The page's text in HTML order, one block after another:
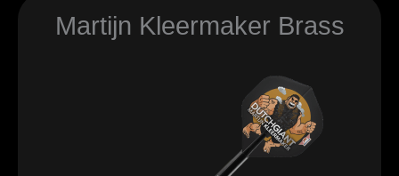
Martijn Kleermaker Brass